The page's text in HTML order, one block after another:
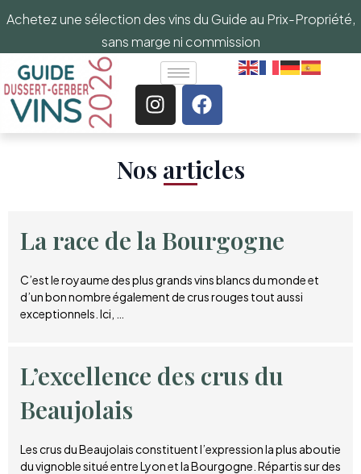
Achetez une sélection des vins du Guide au Prix-Propriété,
sans marge ni commission
Nos articles​
La race de la Bourgogne
C’est le royaume des plus grands vins blancs du monde et
d’un bon nombre également de crus rouges tout aussi
exceptionnels. Ici, …
L’excellence des crus du
Beaujolais
Les crus du Beaujolais constituent l’expression la plus aboutie
du vignoble situé entre Lyon et la Bourgogne. Répartis sur des